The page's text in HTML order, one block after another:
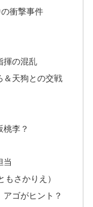
衝撃事件
揮の混乱
＆天狗との交戦
桃李？
当
さかりえ）
ゴがヒント？